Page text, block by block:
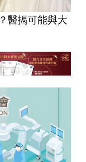
醫揭可能與大